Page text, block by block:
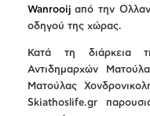
Wanrooij από την
οδηγού της χώρας.
Κατά τη διάρκεια
Αντιδημαρχών
Ματούλας
Skiathoslife.gr